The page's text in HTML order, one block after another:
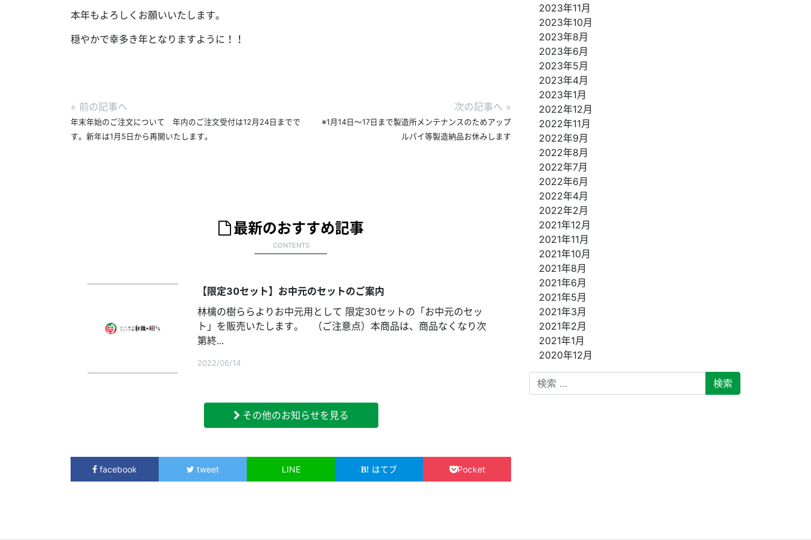
本年もよろしくお願いいたします。
穏やかで幸多き年となりますように！！
« 前の記事へ
年末年始のご注文について 年内のご注文受付は12月24日までで
す。新年は1月5日から再開いたします。
次の記事へ »
※1月14日～17日まで製造所メンテナンスのためアップ
ルパイ等製造納品お休みします
最新のおすすめ記事
CONTENTS
【限定30セット】お中元のセットのご案内
林檎の樹ららよりお中元用として 限定30セットの「お中元のセッ
ト」を販売いたします。 （ご注意点）本商品は、商品なくなり次
第終...
2022/06/14
その他のお知らせを見る
facebook tweet LINE はてブ Pocket
2023年11月
2023年10月
2023年8月
2023年6月
2023年5月
2023年4月
2023年1月
2022年12月
2022年11月
2022年9月
2022年8月
2022年7月
2022年6月
2022年4月
2022年2月
2021年12月
2021年11月
2021年10月
2021年8月
2021年6月
2021年5月
2021年3月
2021年2月
2021年1月
2020年12月
検索